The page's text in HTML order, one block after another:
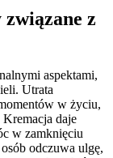
z
aspektami,
Utrata
w życiu,
daje
w zamknięciu
odczuwa ulgę,